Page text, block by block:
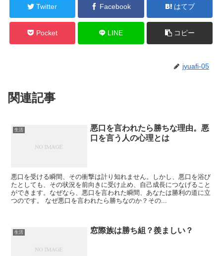
Twitter Facebook はてブ
Pocket LINE コピー
jyuafi-05
関連記事
生活
悪口を言われたら勝ちな理由。悪
口を言う人の心理とは
悪口を受ける瞬間、その衝撃は計り知れません。しかし、悪口を浴び
たとしても、その状況を前向きに受け止め、自己成長につなげること
ができます。なぜなら、悪口を言われた瞬間、あなたは勝利の道に立
つのです。 なぜ悪口を言われたら勝ちなのか？その...
生活 窓際族は勝ち組？羨ましい？